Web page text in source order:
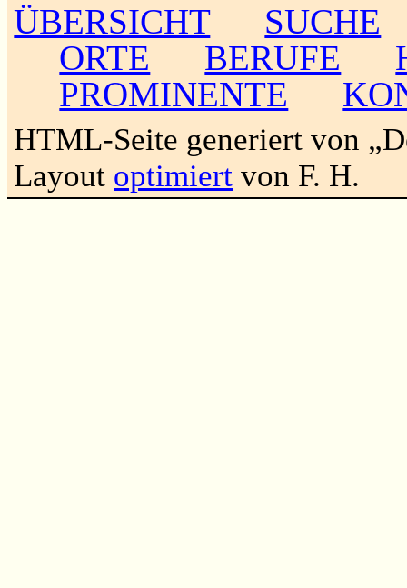
ÜBERSICHT
SUCHE
ORTE
BERUFE
PROMINENTE
HTML-Seite generiert von
Layout optimiert von F. H.